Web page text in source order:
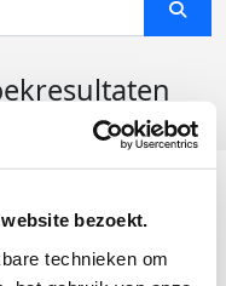
bezoekt.
technieken om